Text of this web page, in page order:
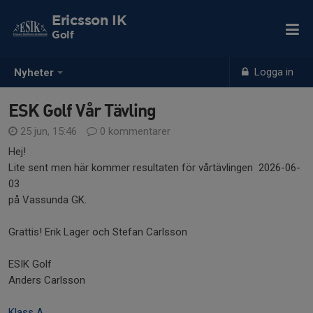
Nyheter Logga in
Ericsson IK
Golf
ESK Golf Vår Tävling
25 jun, 15:46
0 kommentarer
Hej!
Lite sent men här kommer resultaten för vårtävlingen 2026-06-
03
på Vassunda GK.
Grattis! Erik Lager och Stefan Carlsson
ESIK Golf
Anders Carlsson